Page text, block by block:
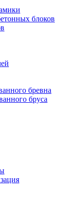
блоков
бревна
бруса